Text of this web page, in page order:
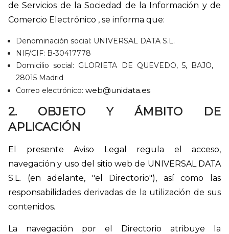
de Servicios de la Sociedad de la Información y de
Comercio Electrónico , se informa que:
Denominación social: UNIVERSAL DATA S.L.
NIF/CIF: B-30417778
Domicilio social: GLORIETA DE QUEVEDO, 5, BAJO,
28015 Madrid
Correo electrónico: web@unidata.es
2. OBJETO Y ÁMBITO DE
APLICACIÓN
El presente Aviso Legal regula el acceso,
navegación y uso del sitio web de UNIVERSAL DATA
S.L. (en adelante, "el Directorio"), así como las
responsabilidades derivadas de la utilización de sus
contenidos.
La navegación por el Directorio atribuye la